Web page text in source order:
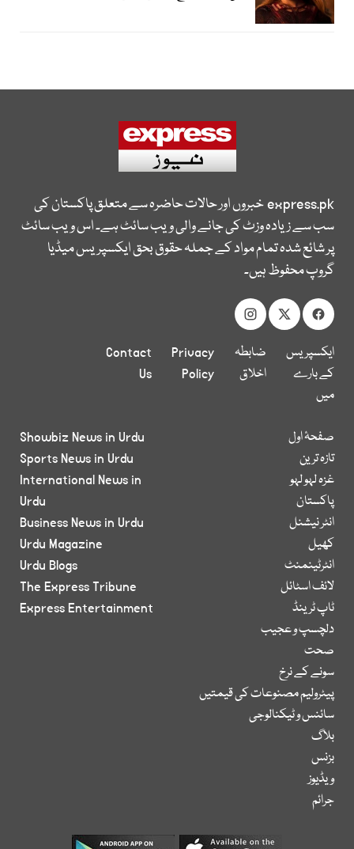
express.pkخبروں اور حالات حاضرہ سے متعلق پاکستان کی
سب سے زیادہ وزٹ کی جانے والی ویب سائٹ ہے۔ اس ویب سائٹ
پر شائع شدہ تمام مواد کے جملہ حقوق بحق ایکسپریس میڈیا
گروپ محفوظ ہیں۔
ایکسپریس
کے بارے
میں
ضابطہ
اخلاق
Privacy
Policy
Contact
Us
صفحۂ اول
تازہ ترین
غزہ لہو لہو
پاکستان
انٹر نیشنل
کھیل
انٹرٹینمنٹ
لائف اسٹائل
ٹاپ ٹرینڈ
دلچسپ و عجیب
صحت
سونے کے نرخ
پیٹرولیم مصنوعات کی قیمتیں
سائنس و ٹیکنالوجی
بلاگ
بزنس
ویڈیوز
جرائم
Showbiz News in Urdu
Sports News in Urdu
International News in
Urdu
Business News in Urdu
Urdu Magazine
Urdu Blogs
The Express Tribune
Express Entertainment